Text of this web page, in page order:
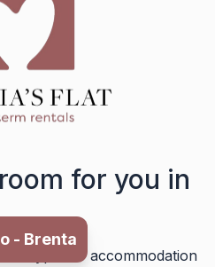
for you in
Romana
types of accommodation